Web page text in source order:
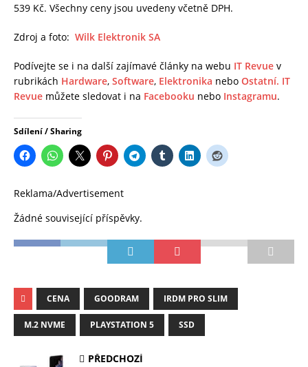
539 Kč. Všechny ceny jsou uvedeny včetně DPH.
Zdroj a foto: Wilk Elektronik SA
Podívejte se i na další zajímavé články na webu IT Revue v
rubrikách Hardware, Software, Elektronika nebo Ostatní. IT
Revue můžete sledovat i na Facebooku nebo Instagramu.
Sdílení / Sharing
Reklama/Advertisement
Žádné související příspěvky.
CENA GOODRAM IRDM PRO SLIM
M.2 NVME PLAYSTATION 5 SSD
PŘEDCHOZÍ